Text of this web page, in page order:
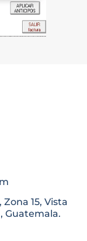
Zona 15, Vista
Guatemala.